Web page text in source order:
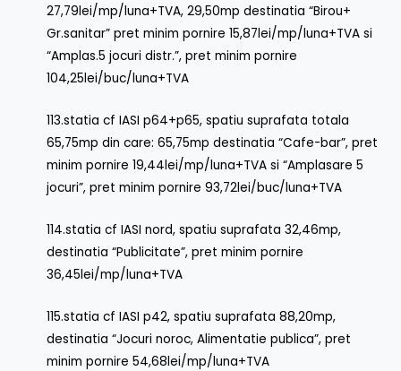
27,79lei/mp/luna+TVA, 29,50mp destinatia “Birou+
Gr.sanitar” pret minim pornire 15,87lei/mp/luna+TVA si
“Amplas.5 jocuri distr.”, pret minim pornire
104,25lei/buc/luna+TVA
113.statia cf IASI p64+p65, spatiu suprafata totala
65,75mp din care: 65,75mp destinatia “Cafe-bar”, pret
minim pornire 19,44lei/mp/luna+TVA si “Amplasare 5
jocuri”, pret minim pornire 93,72lei/buc/luna+TVA
114.statia cf IASI nord, spatiu suprafata 32,46mp,
destinatia “Publicitate”, pret minim pornire
36,45lei/mp/luna+TVA
115.statia cf IASI p42, spatiu suprafata 88,20mp,
destinatia “Jocuri noroc, Alimentatie publica”, pret
minim pornire 54,68lei/mp/luna+TVA